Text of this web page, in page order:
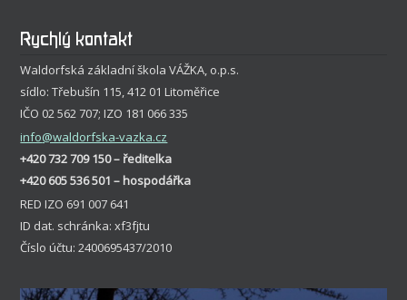
Rychlý kontakt
Waldorfská základní škola VÁŽKA, o.p.s.
sídlo: Třebušín 115, 412 01 Litoměřice
IČO 02 562 707; IZO 181 066 335
info@waldorfska-vazka.cz
+420 732 709 150 – ředitelka
+420 605 536 501 – hospodářka
RED IZO 691 007 641
ID dat. schránka: xf3fjtu
Číslo účtu: 2400695437/2010